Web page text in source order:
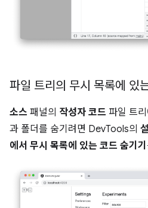
파일 트리의 무시 목록에 있
소스 패널의 작성자 코드 파일 트
과 폴더를 숨기려면 DevTools의
에서 무시 목록에 있는 코드 숨기기